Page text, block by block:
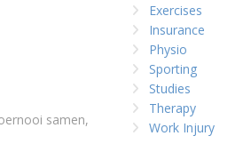
samen,
Exercises
Insurance
Physio
Sporting
Studies
Therapy
Work Injury